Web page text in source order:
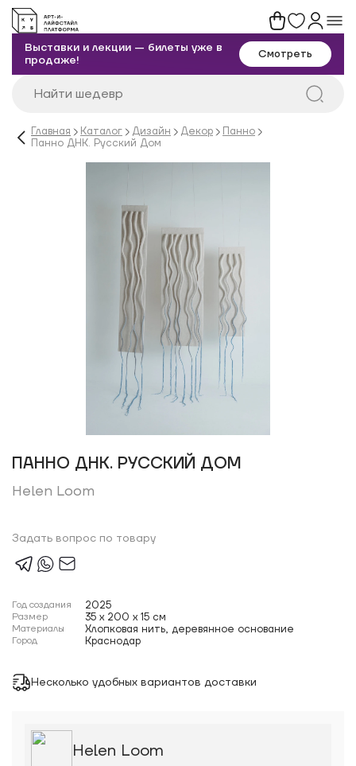
Выставки и лекции — билеты уже в
продаже!
Смотреть
Главная Каталог Дизайн Декор
Панно
Панно ДНК. Русский Дом
ПАННО ДНК. РУССКИЙ ДОМ
Helen Loom
Задать вопрос по товару
Год создания 2025
Размер 35 x 200 x 15 см
Материалы Хлопковая нить, деревянное основание
Город Краснодар
Несколько удобных вариантов доставки
Helen Loom